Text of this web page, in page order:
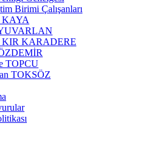
Birimi Çalışanları
KAYA
KIR KARADERE
TOPCU
TOKSÖZ